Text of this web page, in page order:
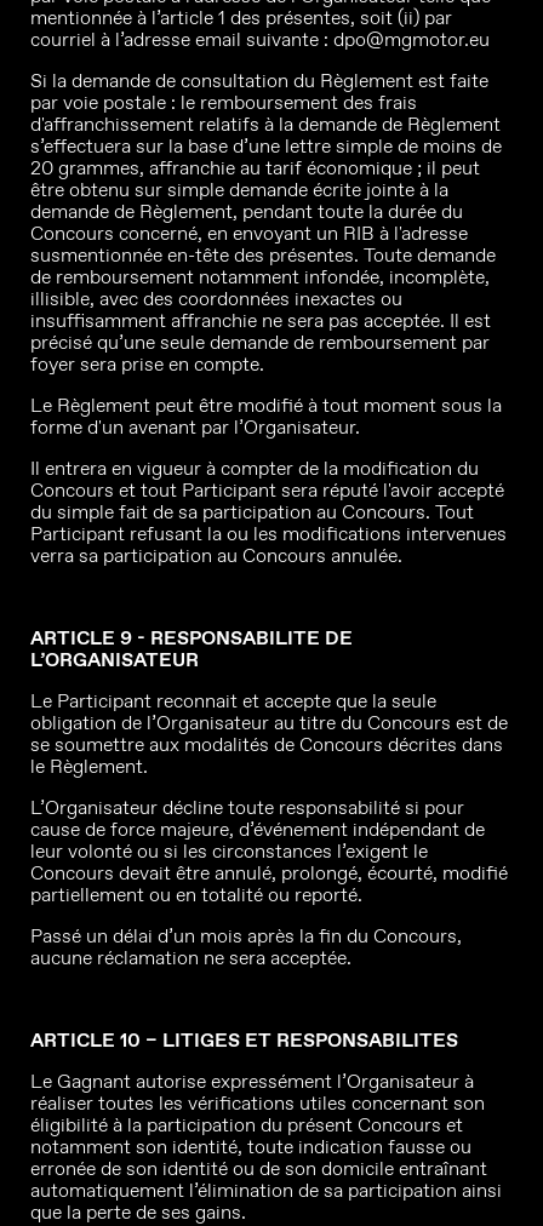
mentionnée à l’article 1 des présentes, soit (ii) par
courriel à l’adresse email suivante : dpo@mgmotor.eu
Si la demande de consultation du Règlement est faite
par voie postale : le remboursement des frais
d'affranchissement relatifs à la demande de Règlement
s’effectuera sur la base d’une lettre simple de moins de
20 grammes, affranchie au tarif économique ; il peut
être obtenu sur simple demande écrite jointe à la
demande de Règlement, pendant toute la durée du
Concours concerné, en envoyant un RIB à l'adresse
susmentionnée en-tête des présentes. Toute demande
de remboursement notamment infondée, incomplète,
illisible, avec des coordonnées inexactes ou
insuffisamment affranchie ne sera pas acceptée. Il est
précisé qu’une seule demande de remboursement par
foyer sera prise en compte.
Le Règlement peut être modifié à tout moment sous la
forme d'un avenant par l’Organisateur.
Il entrera en vigueur à compter de la modification du
Concours et tout Participant sera réputé l'avoir accepté
du simple fait de sa participation au Concours. Tout
Participant refusant la ou les modifications intervenues
verra sa participation au Concours annulée.
ARTICLE 9 - RESPONSABILITE DE
L’ORGANISATEUR
Le Participant reconnait et accepte que la seule
obligation de l’Organisateur au titre du Concours est de
se soumettre aux modalités de Concours décrites dans
le Règlement.
L’Organisateur décline toute responsabilité si pour
cause de force majeure, d’événement indépendant de
leur volonté ou si les circonstances l’exigent le
Concours devait être annulé, prolongé, écourté, modifié
partiellement ou en totalité ou reporté.
Passé un délai d’un mois après la fin du Concours,
aucune réclamation ne sera acceptée.
ARTICLE 10 – LITIGES ET RESPONSABILITES
Le Gagnant autorise expressément l’Organisateur à
réaliser toutes les vérifications utiles concernant son
éligibilité à la participation du présent Concours et
notamment son identité, toute indication fausse ou
erronée de son identité ou de son domicile entraînant
automatiquement l’élimination de sa participation ainsi
que la perte de ses gains.